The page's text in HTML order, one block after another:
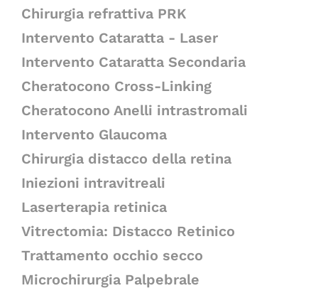
Chirurgia refrattiva PRK
Intervento Cataratta - Laser
Intervento Cataratta Secondaria
Cheratocono Cross-Linking
Cheratocono Anelli intrastromali
Intervento Glaucoma
Chirurgia distacco della retina
Iniezioni intravitreali
Laserterapia retinica
Vitrectomia: Distacco Retinico
Trattamento occhio secco
Microchirurgia Palpebrale